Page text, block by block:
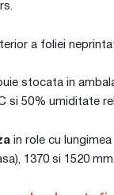
a foliei
stocata in
si 50% umiditate
in role cu
1370 si 1520 mm.